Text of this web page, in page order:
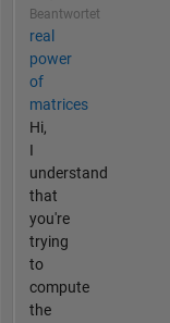
Beantwortet
real
power
of
matrices
Hi,
I
understand
that
you're
trying
to
compute
the